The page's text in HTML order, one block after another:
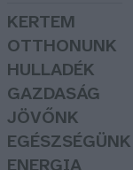
KERTEM
OTTHONUNK
HULLADÉK
GAZDASÁG
JÖVŐNK
EGÉSZSÉGÜNK
ENERGIA